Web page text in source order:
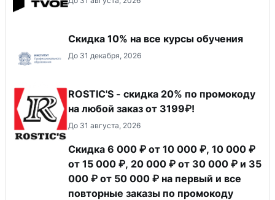
Скидка 10% на все курсы обучения
До 31 декабря, 2026
ROSTIC'S - скидка 20% по промокоду
на любой заказ от 3199₽!
До 31 августа, 2026
Скидка 6 000 ₽ от 10 000 ₽, 10 000 ₽
от 15 000 ₽, 20 000 ₽ от 30 000 ₽ и 35
000 ₽ от 50 000 ₽ на первый и все
повторные заказы по промокоду